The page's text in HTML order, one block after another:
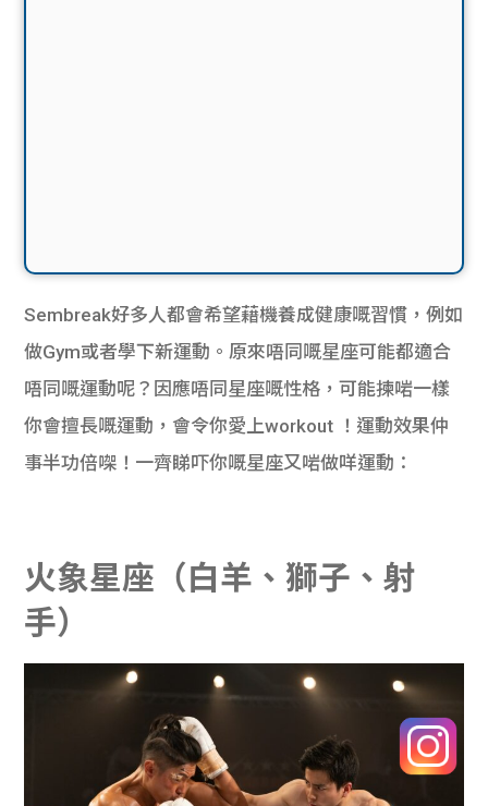
Sembreak好多人都會希望藉機養成健康嘅習慣，例如
做Gym或者學下新運動。原來唔同嘅星座可能都適合
唔同嘅運動呢？因應唔同星座嘅性格，可能揀啱一樣
你會擅長嘅運動，會令你愛上workout ！運動效果仲
事半功倍㗎！一齊睇吓你嘅星座又啱做咩運動：
火象星座（白羊、獅子、射
手）